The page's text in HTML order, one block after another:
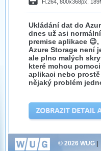
H.264, 800x368px,
Ukládání dat do
dnes už asi
premise aplikace 😉,
Azure Storage není
ale plno malých
které mohou
aplikaci nebo
nějaký problém
© 2026 WUG